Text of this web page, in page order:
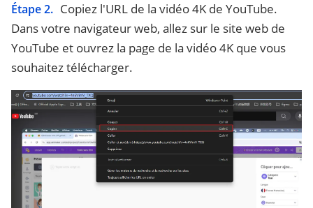
Étape 2. Copiez l'URL de la vidéo 4K de YouTube.
Dans votre navigateur web, allez sur le site web de
YouTube et ouvrez la page de la vidéo 4K que vous
souhaitez télécharger.